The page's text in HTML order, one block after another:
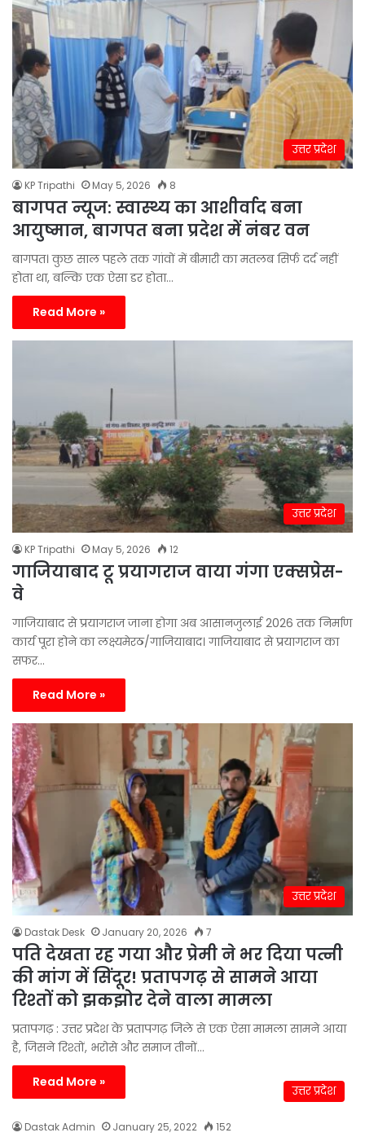
उत्तर प्रदेश
KP Tripathi May 5, 2026 8
बागपत न्यूज: स्वास्थ्य का आशीर्वाद बना
आयुष्मान, बागपत बना प्रदेश में नंबर वन
बागपत। कुछ साल पहले तक गांवों में बीमारी का मतलब सिर्फ दर्द नहीं
होता था, बल्कि एक ऐसा डर होता…
Read More »
उत्तर प्रदेश
KP Tripathi May 5, 2026 12
गाजियाबाद टू प्रयागराज वाया गंगा एक्सप्रेस-
वे
गाजियाबाद से प्रयागराज जाना होगा अब आसानजुलाई 2026 तक निर्माण
कार्य पूरा होने का लक्ष्यमेरठ/गाजियाबाद। गाजियाबाद से प्रयागराज का
सफर…
Read More »
उत्तर प्रदेश
Dastak Desk January 20, 2026 7
पति देखता रह गया और प्रेमी ने भर दिया पत्नी
की मांग में सिंदूर! प्रतापगढ़ से सामने आया
रिश्तों को झकझोर देने वाला मामला
प्रतापगढ़ : उत्तर प्रदेश के प्रतापगढ़ जिले से एक ऐसा मामला सामने आया
है, जिसने रिश्तों, भरोसे और समाज तीनों…
Read More »
उत्तर प्रदेश
Dastak Admin January 25, 2022 152